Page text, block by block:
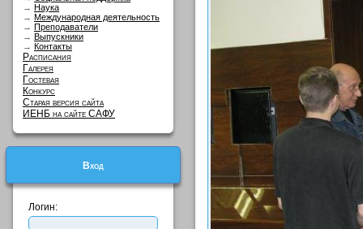
→ Наука
→ Международная деятельность
→ Преподаватели
→ Выпускники
→ Контакты
Расписания
Галерея
Гостевая
Конкурс
Старая версия сайта
ИЕНБ на сайте САФУ
Вход
Логин: